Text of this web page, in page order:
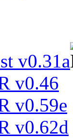
v0.31a
v0.46
v0.59e
v0.62d